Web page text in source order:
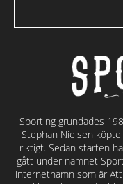
Sporting grundades
Stephan Nielsen
riktigt. Sedan starten
gått under namnet
internetnamn som är